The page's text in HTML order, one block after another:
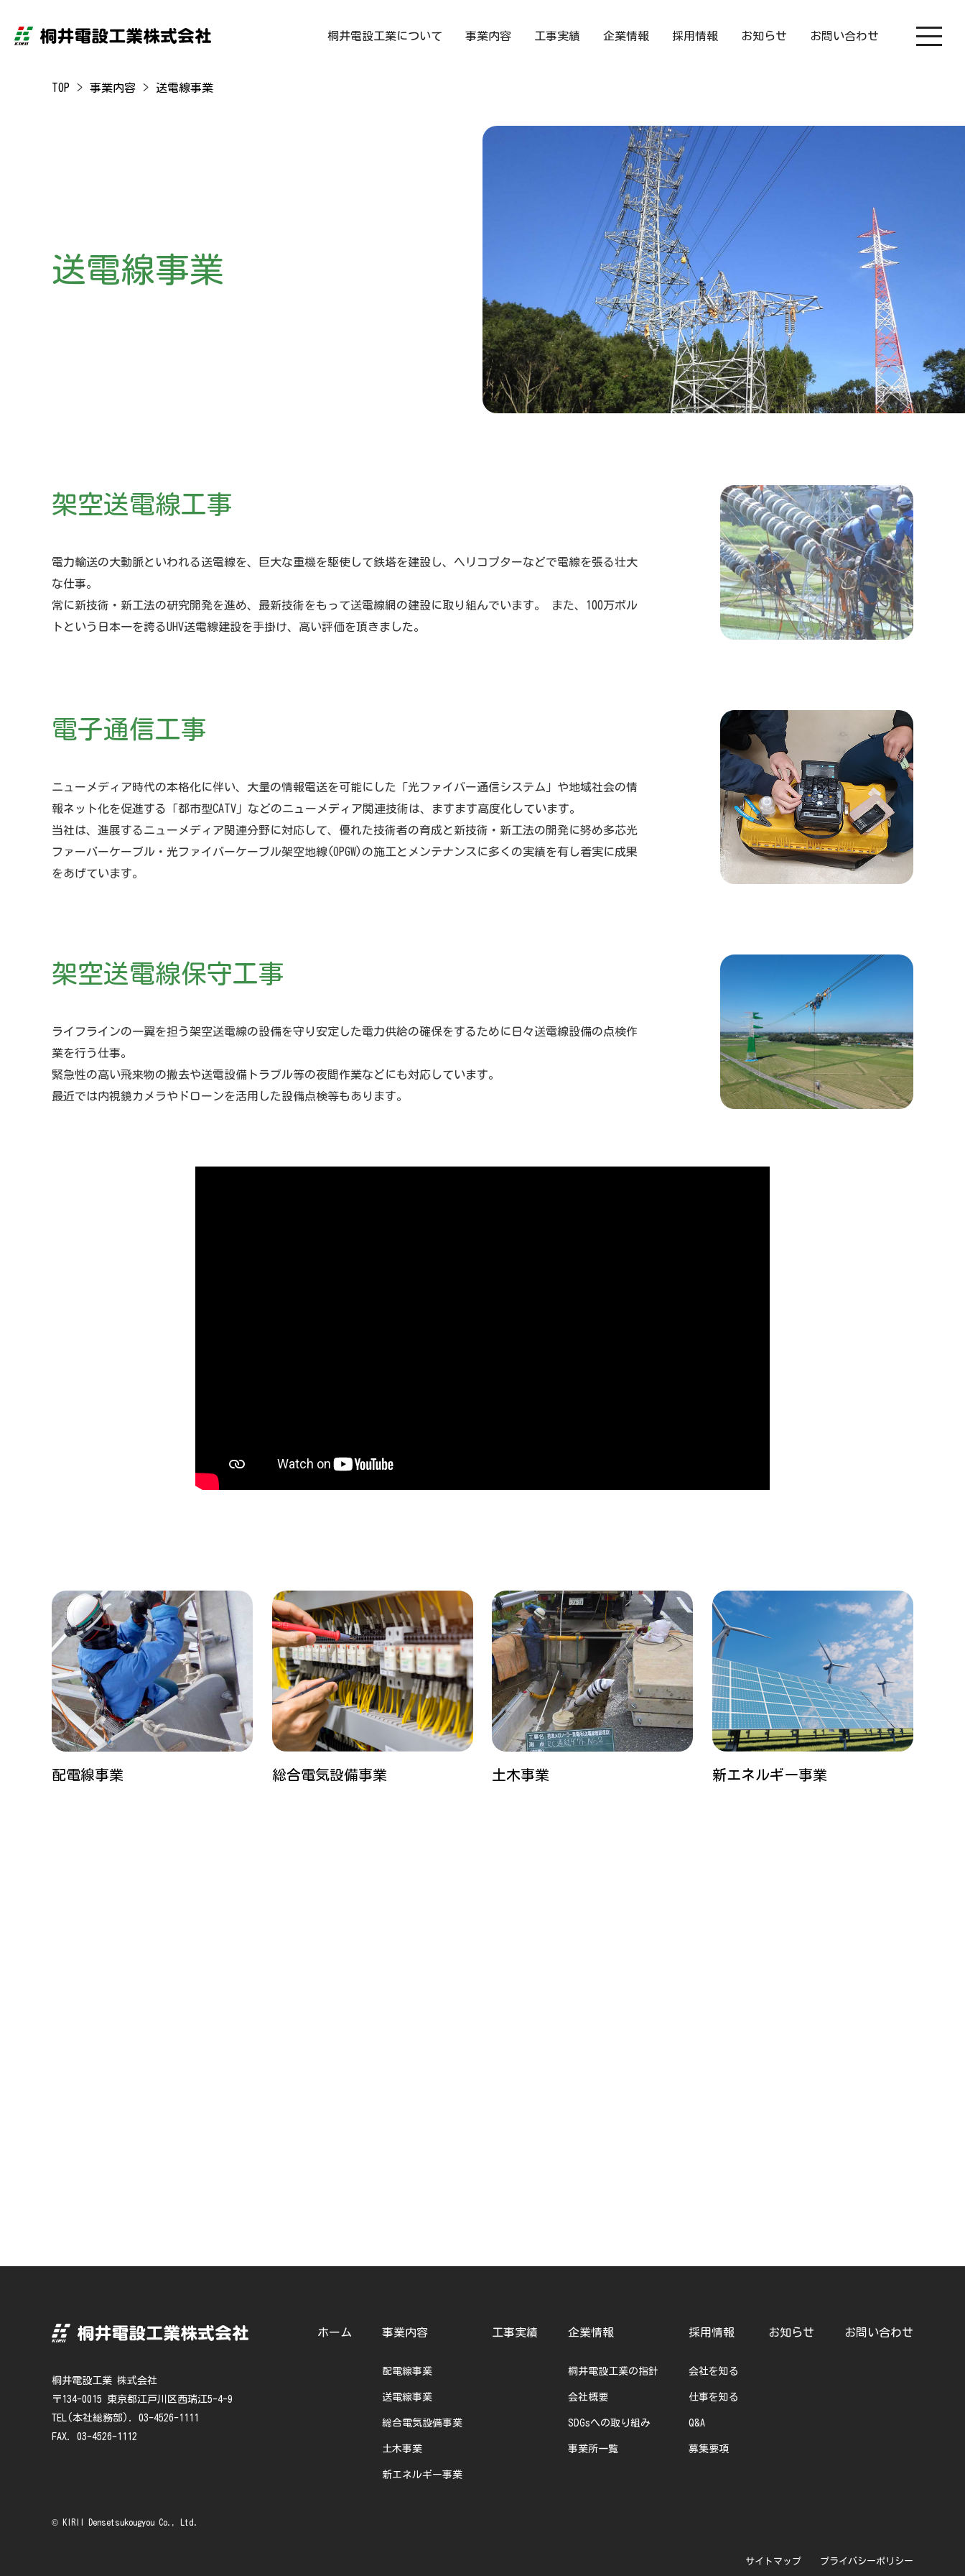
桐井電設工業について 事業内容 工事実績 企業情報 採用情報 お知らせ お問い合わせ
TOP 事業内容 送電線事業
送電線事業
架空送電線工事
電力輸送の大動脈といわれる送電線を、巨大な重機を駆使して鉄塔を建設し、ヘリコプターなどで電線を張る壮大
な仕事。
常に新技術・新工法の研究開発を進め、最新技術をもって送電線網の建設に取り組んでいます。 また、100万ボル
トという日本一を誇るUHV送電線建設を手掛け、高い評価を頂きました。
電子通信工事
ニューメディア時代の本格化に伴い、大量の情報電送を可能にした「光ファイバー通信システム」や地域社会の情
報ネット化を促進する「都市型CATV」などのニューメディア関連技術は、ますます高度化しています。
当社は、進展するニューメディア関連分野に対応して、優れた技術者の育成と新技術・新工法の開発に努め多芯光
ファーバーケーブル・光ファイバーケーブル架空地線(OPGW)の施工とメンテナンスに多くの実績を有し着実に成果
をあげています。
架空送電線保守工事
ライフラインの一翼を担う架空送電線の設備を守り安定した電力供給の確保をするために日々送電線設備の点検作
業を行う仕事。
緊急性の高い飛来物の撤去や送電設備トラブル等の夜間作業などにも対応しています。
最近では内視鏡カメラやドローンを活用した設備点検等もあります。
配電線事業 総合電気設備事業 土木事業 新エネルギー事業
桐井電設工業 株式会社
〒134-0015 東京都江戸川区西瑞江5-4-9
TEL(本社総務部). 03-4526-1111
FAX. 03-4526-1112
© KIRII Densetsukougyou Co., Ltd.
ホーム 事業内容
配電線事業
送電線事業
総合電気設備事業
土木事業
新エネルギー事業
工事実績 企業情報
桐井電設工業の指針
会社概要
SDGsへの取り組み
事業所一覧
採用情報
会社を知る
仕事を知る
Q&A
募集要項
お知らせ お問い合わせ
サイトマップ プライバシーポリシー